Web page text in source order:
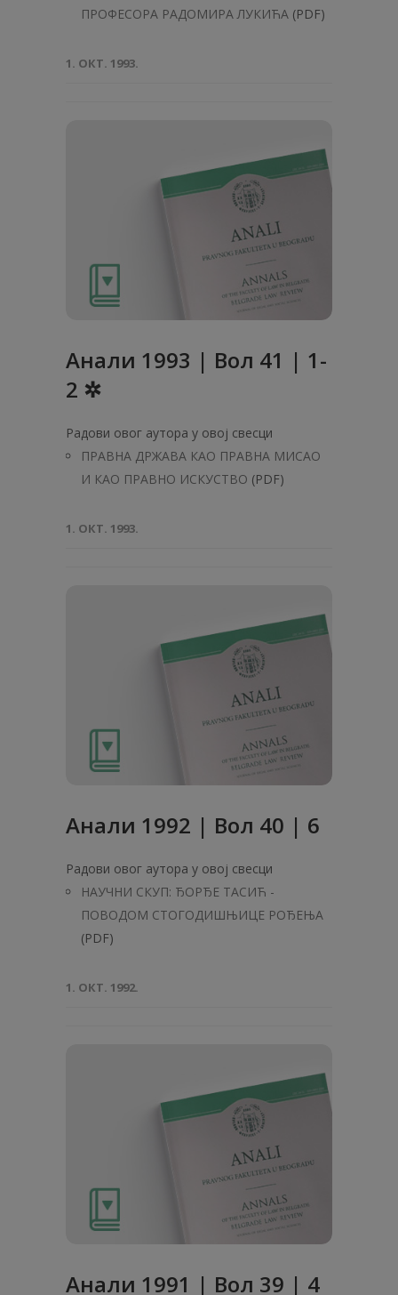
ПРОФЕСОРА РАДОМИРА ЛУКИЋА (PDF)
1. ОКТ. 1993.
Анaли 1993 | Вол 41 | 1-
2 ✲
Радови овог аутора у овој свесци
ПРАВНА ДРЖАВА КАО ПРАВНА МИСАО
И КАО ПРАВНО ИСКУСТВО (PDF)
1. ОКТ. 1993.
Анaли 1992 | Вол 40 | 6
Радови овог аутора у овој свесци
НАУЧНИ СКУП: ЂОРЂЕ ТАСИЋ -
ПОВОДОМ СТОГОДИШЊИЦЕ РОЂЕЊА
(PDF)
1. ОКТ. 1992.
Анaли 1991 | Вол 39 | 4